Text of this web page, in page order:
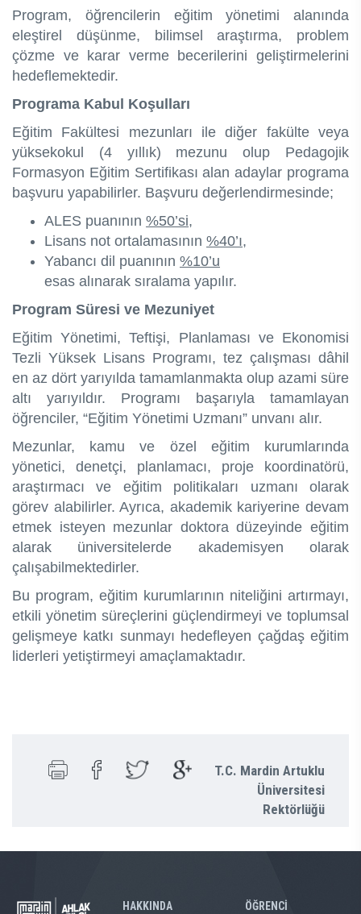
Program, öğrencilerin eğitim yönetimi alanında
eleştirel düşünme, bilimsel araştırma, problem
çözme ve karar verme becerilerini geliştirmelerini
hedeflemektedir.
Programa Kabul Koşulları
Eğitim Fakültesi mezunları ile diğer fakülte veya
yüksekokul (4 yıllık) mezunu olup Pedagojik
Formasyon Eğitim Sertifikası alan adaylar programa
başvuru yapabilirler. Başvuru değerlendirmesinde;
ALES puanının %50’si,
Lisans not ortalamasının %40’ı,
Yabancı dil puanının %10’u
esas alınarak sıralama yapılır.
Program Süresi ve Mezuniyet
Eğitim Yönetimi, Teftişi, Planlaması ve Ekonomisi
Tezli Yüksek Lisans Programı, tez çalışması dâhil
en az dört yarıyılda tamamlanmakta olup azami süre
altı yarıyıldır. Programı başarıyla tamamlayan
öğrenciler, “Eğitim Yönetimi Uzmanı” unvanı alır.
Mezunlar, kamu ve özel eğitim kurumlarında
yönetici, denetçi, planlamacı, proje koordinatörü,
araştırmacı ve eğitim politikaları uzmanı olarak
görev alabilirler. Ayrıca, akademik kariyerine devam
etmek isteyen mezunlar doktora düzeyinde eğitim
alarak üniversitelerde akademisyen olarak
çalışabilmektedirler.
Bu program, eğitim kurumlarının niteliğini artırmayı,
etkili yönetim süreçlerini güçlendirmeyi ve toplumsal
gelişmeye katkı sunmayı hedefleyen çağdaş eğitim
liderleri yetiştirmeyi amaçlamaktadır.
T.C. Mardin Artuklu
Üniversitesi
Rektörlüğü
HAKKINDA ÖĞRENCİ